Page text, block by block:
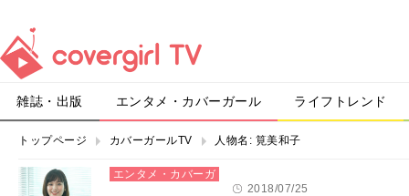
雑誌・出版 エンタメ・カバーガール ライフトレンド
トップページ カバーガールTV 人物名: 筧美和子
エンタメ・カバーガ
2018/07/25